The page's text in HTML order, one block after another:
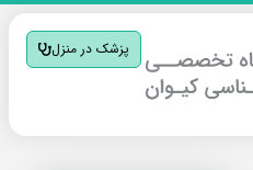
پزشک در منزل